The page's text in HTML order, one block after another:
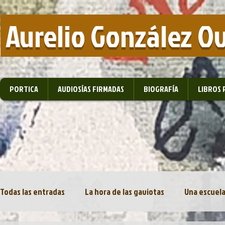
Aurelio González
PORTICA AUDIOSÍAS FIRMADAS BIOGRAFÍA LIBROS
Todas las entradas La hora de las gaviotas Una